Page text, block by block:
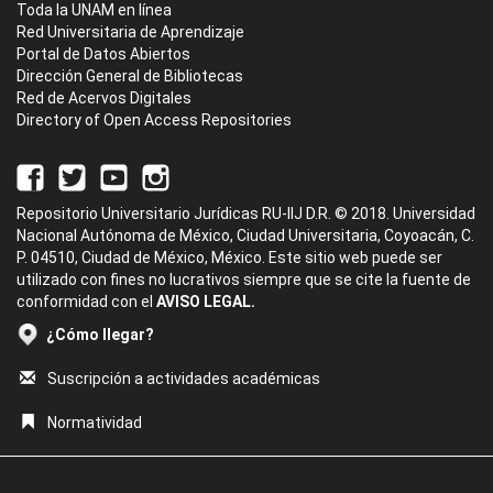
Toda la UNAM en línea
Red Universitaria de Aprendizaje
Portal de Datos Abiertos
Dirección General de Bibliotecas
Red de Acervos Digitales
Directory of Open Access Repositories
Repositorio Universitario Jurídicas RU-IIJ D.R. © 2018. Universidad
Nacional Autónoma de México, Ciudad Universitaria, Coyoacán, C.
P. 04510, Ciudad de México, México. Este sitio web puede ser
utilizado con fines no lucrativos siempre que se cite la fuente de
conformidad con el AVISO LEGAL.
¿Cómo llegar?
Suscripción a actividades académicas
Normatividad